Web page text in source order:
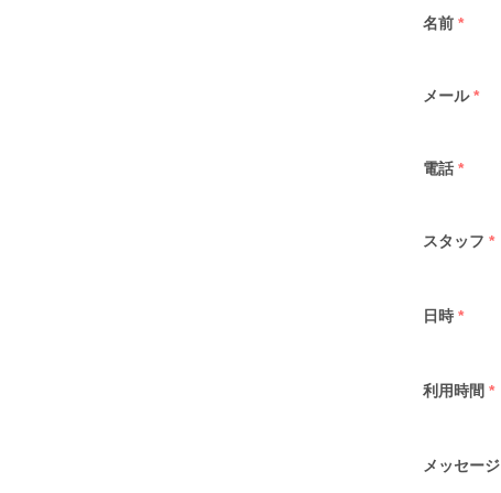
名前 *
メール *
電話 *
スタッフ *
日時 *
利用時間 *
メッセージ